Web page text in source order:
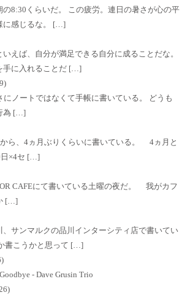
8:30くらいだ。 この疲労。連日の暑さが心の平
に感じるな。 […]
えば、自分が満足できる自分に成ることだな。
手に入れることだ […]
にノートではなくて手帳に書いている。 どうも
為 […]
ら、4ヵ月ぶりくらいに書いている。 4ヵ月と
日×4セ […]
CAFEにて書いている土曜の夜だ。 我がカフ
[…]
サンマルクの品川インターシティ店で書いてい
書こうかと思って […]
- Dave Grusin Trio